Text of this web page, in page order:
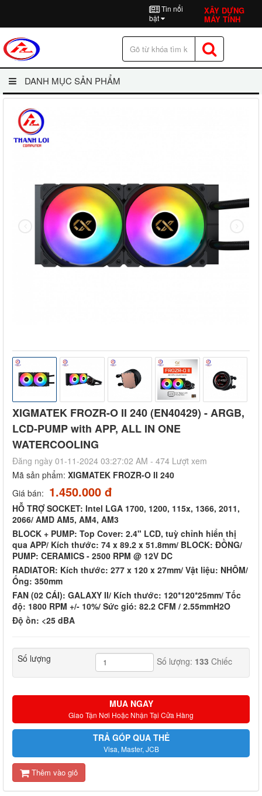
Tin nổi
bật
XÂY DỰNG
MÁY TÍNH
DANH MỤC SẢN PHẨM
XIGMATEK FROZR-O II 240 (EN40429) - ARGB,
LCD-PUMP with APP, ALL IN ONE
WATERCOOLING
Đăng ngày 01-11-2024 03:27:02 AM - 474 Lượt xem
Mã sản phẩm: XIGMATEK FROZR-O II 240
Giá bán: 1.450.000 đ
HỖ TRỢ SOCKET: Intel LGA 1700, 1200, 115x, 1366, 2011,
2066/ AMD AM5, AM4, AM3
BLOCK + PUMP: Top Cover: 2.4" LCD, tuỳ chỉnh hiển thị
qua APP/ Kích thước: 74 x 89.2 x 51.8mm/ BLOCK: ĐỒNG/
PUMP: CERAMICS - 2500 RPM @ 12V DC
RADIATOR: Kích thước: 277 x 120 x 27mm/ Vật liệu: NHÔM/
Ống: 350mm
FAN (02 CÁI): GALAXY II/ Kích thước: 120*120*25mm/ Tốc
độ: 1800 RPM +/- 10%/ Sức gió: 82.2 CFM / 2.55mmH2O
Độ ồn: <25 dBA
Số lượng Số lượng: 133 Chiếc
MUA NGAY
Giao Tận Nơi Hoặc Nhận Tại Cửa Hàng
TRẢ GÓP QUA THẺ
Visa, Master, JCB
Thêm vào giỏ